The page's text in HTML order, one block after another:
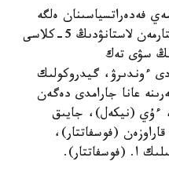
فەدەراتسياسىنان ەلگە
اعىپ كىرەتىن 6 وزەندە ۋىتتى زاتتارمەن لاستانۋدىڭ 5-كلاسى
سۋى تەك
ءوندىرۋ، گيدروكولىك
عانا جارامدى دەگەن
ءۇي (نيكەل)، جايىق
(فوسفاتتار)،
ا. (فوسفاتتار).